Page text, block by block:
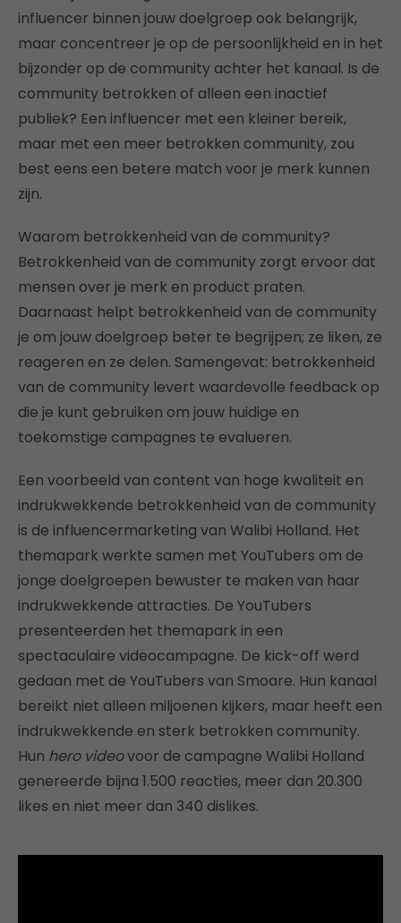
influencer binnen jouw doelgroep ook belangrijk,
maar concentreer je op de persoonlijkheid en in het
bijzonder op de community achter het kanaal. Is de
community betrokken of alleen een inactief
publiek? Een influencer met een kleiner bereik,
maar met een meer betrokken community, zou
best eens een betere match voor je merk kunnen
zijn.
Waarom betrokkenheid van de community?
Betrokkenheid van de community zorgt ervoor dat
mensen over je merk en product praten.
Daarnaast helpt betrokkenheid van de community
je om jouw doelgroep beter te begrijpen; ze liken, ze
reageren en ze delen. Samengevat: betrokkenheid
van de community levert waardevolle feedback op
die je kunt gebruiken om jouw huidige en
toekomstige campagnes te evalueren.
Een voorbeeld van content van hoge kwaliteit en
indrukwekkende betrokkenheid van de community
is de influencermarketing van Walibi Holland. Het
themapark werkte samen met YouTubers om de
jonge doelgroepen bewuster te maken van haar
indrukwekkende attracties. De YouTubers
presenteerden het themapark in een
spectaculaire videocampagne. De kick-off werd
gedaan met de YouTubers van Smoare. Hun kanaal
bereikt niet alleen miljoenen kijkers, maar heeft een
indrukwekkende en sterk betrokken community.
Hun hero videovoor de campagne Walibi Holland
genereerde bijna 1.500 reacties, meer dan 20.300
likes en niet meer dan 340 dislikes.